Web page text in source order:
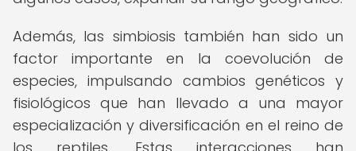
Además, las simbiosis también han sido un
factor importante en la coevolución de
especies, impulsando cambios genéticos y
fisiológicos que han llevado a una mayor
especialización y diversificación en el reino de